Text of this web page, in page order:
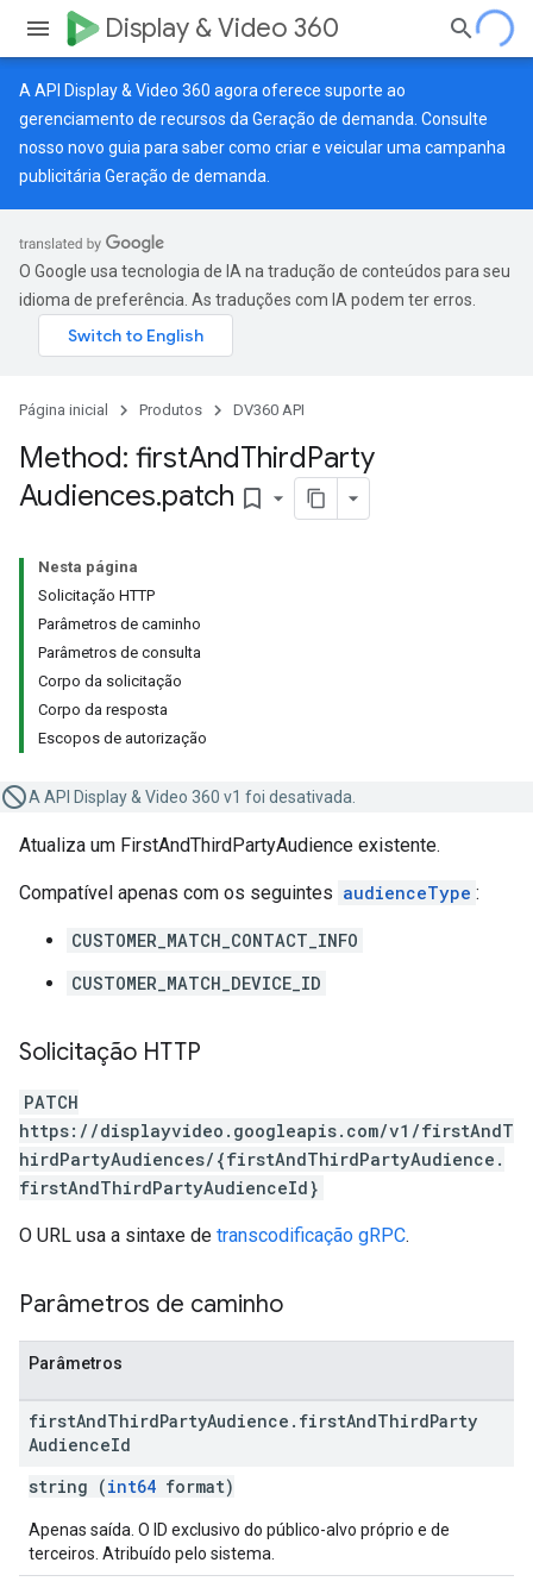
Display & Video 360
A API Display & Video 360 agora oferece suporte ao
gerenciamento de recursos da Geração de demanda. Consulte
nosso novo guia para saber como criar e veicular uma campanha
publicitária Geração de demanda.
O Google usa tecnologia de IA na tradução de conteúdos para seu
idioma de preferência. As traduções com IA podem ter erros.
Página inicial Produtos DV360 API
Method: firstAndThirdParty
Audiences.patch bookmark_border
Nesta página
Solicitação HTTP
Parâmetros de caminho
Parâmetros de consulta
Corpo da solicitação
Corpo da resposta
Escopos de autorização
A API Display & Video 360 v1 foi desativada.
Atualiza um FirstAndThirdPartyAudience existente.
Compatível apenas com os seguintes audienceType :
CUSTOMER_MATCH_CONTACT_INFO
CUSTOMER_MATCH_DEVICE_ID
Solicitação HTTP
PATCH
https://displayvideo.googleapis.com/v1/firstAndT
hirdPartyAudiences/{firstAndThirdPartyAudience.
firstAndThirdPartyAudienceId}
O URL usa a sintaxe de transcodificação gRPC.
Parâmetros de caminho
Parâmetros
firstAndThirdPartyAudience . firstAndThirdParty
AudienceId
string (int64 format)
Apenas saída. O ID exclusivo do público-alvo próprio e de
terceiros. Atribuído pelo sistema.